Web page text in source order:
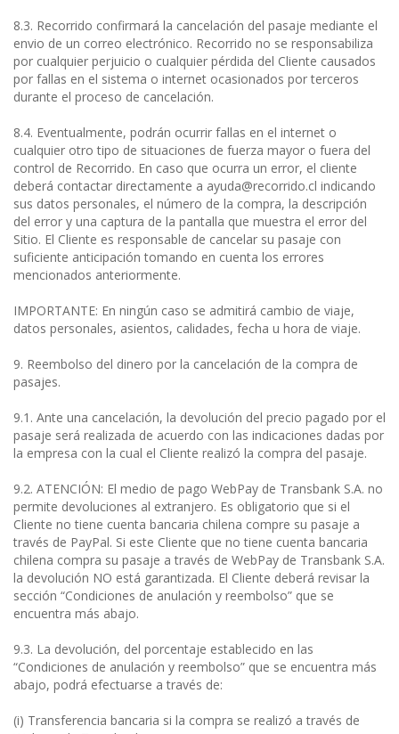
8.3. Recorrido confirmará la cancelación del pasaje mediante el
envio de un correo electrónico. Recorrido no se responsabiliza
por cualquier perjuicio o cualquier pérdida del Cliente causados
por fallas en el sistema o internet ocasionados por terceros
durante el proceso de cancelación.
8.4. Eventualmente, podrán ocurrir fallas en el internet o
cualquier otro tipo de situaciones de fuerza mayor o fuera del
control de Recorrido. En caso que ocurra un error, el cliente
deberá contactar directamente a ayuda@recorrido.cl indicando
sus datos personales, el número de la compra, la descripción
del error y una captura de la pantalla que muestra el error del
Sitio. El Cliente es responsable de cancelar su pasaje con
suficiente anticipación tomando en cuenta los errores
mencionados anteriormente.
IMPORTANTE: En ningún caso se admitirá cambio de viaje,
datos personales, asientos, calidades, fecha u hora de viaje.
9. Reembolso del dinero por la cancelación de la compra de
pasajes.
9.1. Ante una cancelación, la devolución del precio pagado por el
pasaje será realizada de acuerdo con las indicaciones dadas por
la empresa con la cual el Cliente realizó la compra del pasaje.
9.2. ATENCIÓN: El medio de pago WebPay de Transbank S.A. no
permite devoluciones al extranjero. Es obligatorio que si el
Cliente no tiene cuenta bancaria chilena compre su pasaje a
través de PayPal. Si este Cliente que no tiene cuenta bancaria
chilena compra su pasaje a través de WebPay de Transbank S.A.
la devolución NO está garantizada. El Cliente deberá revisar la
sección “Condiciones de anulación y reembolso” que se
encuentra más abajo.
9.3. La devolución, del porcentaje establecido en las
“Condiciones de anulación y reembolso” que se encuentra más
abajo, podrá efectuarse a través de:
(i) Transferencia bancaria si la compra se realizó a través de